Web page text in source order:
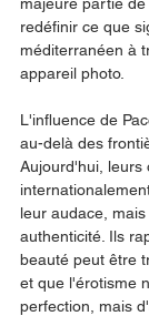
redéfinir ce que
méditerranéen à
appareil photo.
L'influence de
au-delà des
Aujourd'hui,
leur audace,
authenticité. Ils
beauté peut être
et que l'érotisme
perfection, mais